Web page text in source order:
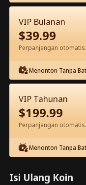
Episode 50 -
Bisunya Film
0-49 50-85
Trailer 1
VIP Bulanan
$39.99
Perpanjangan
Menonton Tanpa
VIP Tahunan
$199.99
Perpanjangan
Menonton Tanpa
Isi Ulang Koin